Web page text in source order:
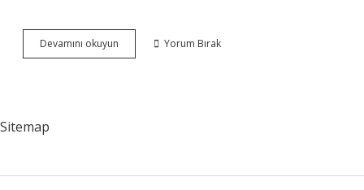
Devamını okuyun Komünist
Düşüncesi
Yorum Bırak
Sitemap